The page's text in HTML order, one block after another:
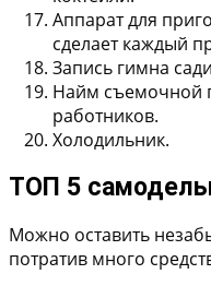
Аппарат для
сделает каждый
Запись гимна
Найм съемочной
работников.
Холодильник.
ТОП 5
Можно оставить
потратив много